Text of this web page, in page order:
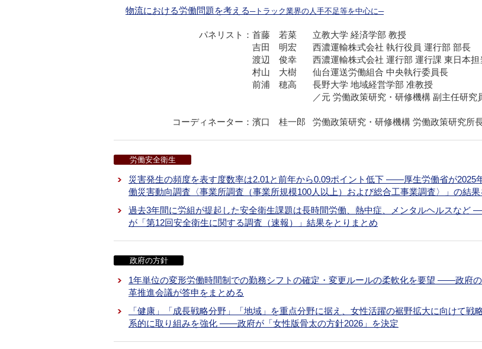
物流における労働問題を考える─トラック業界の人手不足等を中心に─
パネリスト： 首藤 若菜
立教大学 経済学部 教授
吉田 明宏
西濃運輸株式会社 執行役員 運行部 部長
渡辺 俊幸
西濃運輸株式会社 運行部 運行課 東日本担
村山 大樹
仙台運送労働組合 中央執行委員長
前浦 穂高
長野大学 地域経営学部 准教授
／元 労働政策研究・研修機構 副主任研究
コーディネーター： 濱口 桂一郎 労働政策研究・研修機構 労働政策研究所
労働安全衛生
災害発生の頻度を表す度数率は2.01と前年から0.09ポイント低下 ――厚生労働省が2025
働災害動向調査〈事業所調査（事業所規模100人以上）および総合工事業調査〉」の結
過去3年間に労組が提起した安全衛生課題は長時間労働、熱中症、メンタルヘルスなど
が「第12回安全衛生に関する調査（速報）」結果をとりまとめ
政府の方針
1年単位の変形労働時間制での勤務シフトの確定・変更ルールの柔軟化を要望 ――政府
革推進会議が答申をまとめる
「健康」「成長戦略分野」「地域」を重点分野に据え、女性活躍の裾野拡大に向けて戦
系的に取り組みを強化 ――政府が「女性版骨太の方針2026」を決定